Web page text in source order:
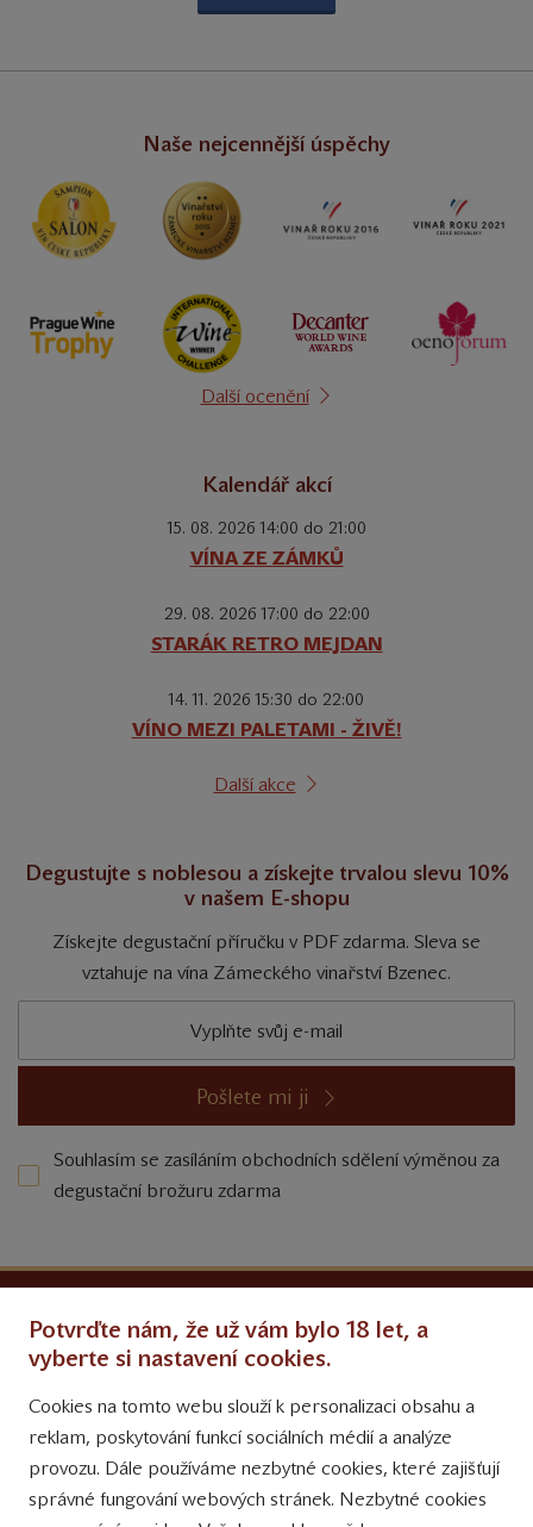
Naše nejcennější úspěchy
Další ocenění
Kalendář akcí
15. 08. 2026 14:00 do 21:00
VÍNA ZE ZÁMKŮ
29. 08. 2026 17:00 do 22:00
STARÁK RETRO MEJDAN
14. 11. 2026 15:30 do 22:00
VÍNO MEZI PALETAMI - ŽIVĚ!
Další akce
Degustujte s noblesou a získejte trvalou slevu 10%
v našem E-shopu
Získejte degustační příručku v PDF zdarma. Sleva se
vztahuje na vína Zámeckého vinařství Bzenec.
Pošlete mi ji
Souhlasím se zasíláním obchodních sdělení výměnou za
degustační brožuru zdarma
Obchodní podmínky
Přinášíme vám týdně
tipy na Facebooku
Sledujte nás
Potvrďte nám, že už vám bylo 18 let, a
vyberte si nastavení cookies.
Cookies na tomto webu slouží k personalizaci obsahu a
reklam, poskytování funkcí sociálních médií a analýze
provozu. Dále používáme nezbytné cookies, které zajišťují
správné fungování webových stránek. Nezbytné cookies